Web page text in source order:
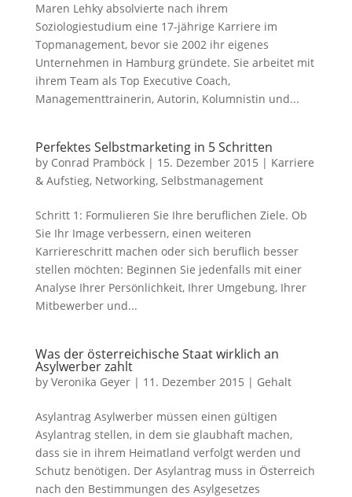
Maren Lehky absolvierte nach ihrem
Soziologiestudium eine 17-jährige Karriere im
Topmanagement, bevor sie 2002 ihr eigenes
Unternehmen in Hamburg gründete. Sie arbeitet mit
ihrem Team als Top Executive Coach,
Managementtrainerin, Autorin, Kolumnistin und...
Perfektes Selbstmarketing in 5 Schritten
by Conrad Pramböck| 15. Dezember 2015 | Karriere
& Aufstieg, Networking, Selbstmanagement
Schritt 1: Formulieren Sie Ihre beruflichen Ziele. Ob
Sie Ihr Image verbessern, einen weiteren
Karriereschritt machen oder sich beruflich besser
stellen möchten: Beginnen Sie jedenfalls mit einer
Analyse Ihrer Persönlichkeit, Ihrer Umgebung, Ihrer
Mitbewerber und...
Was der österreichische Staat wirklich an
Asylwerber zahlt
by Veronika Geyer| 11. Dezember 2015 | Gehalt
Asylantrag Asylwerber müssen einen gültigen
Asylantrag stellen, in dem sie glaubhaft machen,
dass sie in ihrem Heimatland verfolgt werden und
Schutz benötigen. Der Asylantrag muss in Österreich
nach den Bestimmungen des Asylgesetzes